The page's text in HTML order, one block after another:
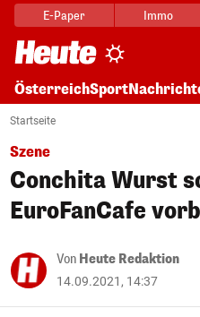
E-Paper Immo
ÖsterreichSport
Startseite
Szene
Conchita Wurst
EuroFanCafe
Von Heute Redaktion
14.09.2021, 14:37